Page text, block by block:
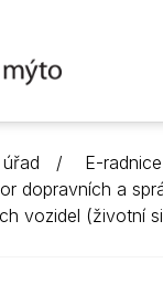
E-radnice
dopravních a
vozidel (životní